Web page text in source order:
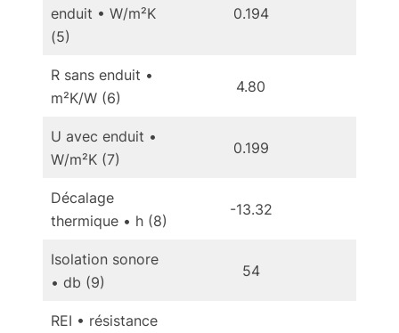
enduit • W/m²K
(5)
0.194
R sans enduit •
m²K/W (6)
4.80
U avec enduit •
W/m²K (7)
0.199
Décalage
thermique • h (8)
-13.32
Isolation sonore
• db (9)
54
REI • résistance